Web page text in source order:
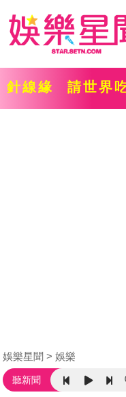
針線緣 請世界
娛樂星聞 娛樂
聽新聞